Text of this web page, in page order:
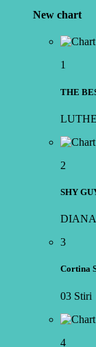
New chart
1
THE
2
SHY
3
Cortina
03 Stiri
4